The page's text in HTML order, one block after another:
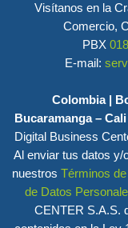
Visítanos en la
Comercio,
PBX
E-mail:
Colombia |
Bucaramanga –
Digital Business
Al enviar tus datos y/
nuestros Términos
de Datos
CENTER S.A.S.